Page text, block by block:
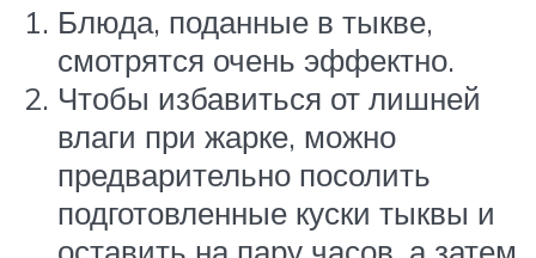
Блюда, поданные в тыкве,
смотрятся очень эффектно.
Чтобы избавиться от лишней
влаги при жарке, можно
предварительно посолить
подготовленные куски тыквы и